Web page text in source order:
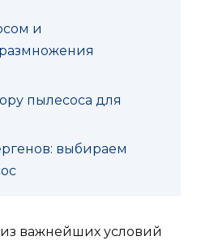
и
пылесоса для
выбираем
важнейших условий